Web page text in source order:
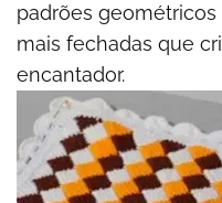
padrões
mais fechadas que
encantador.